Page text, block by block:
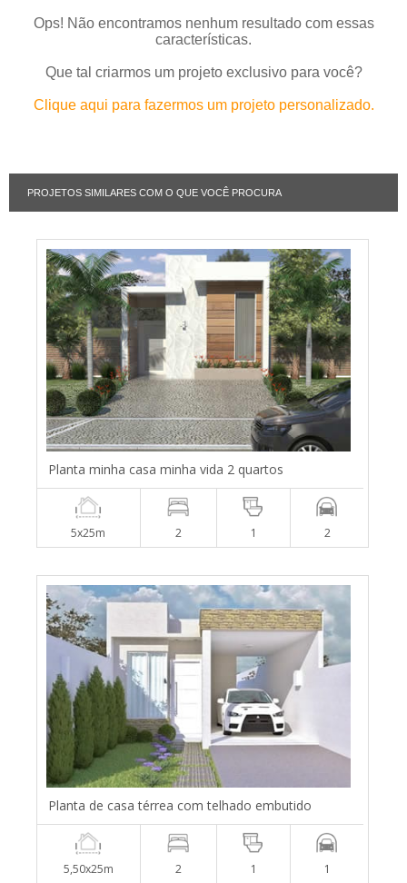
Ops! Não encontramos nenhum resultado com essas
características.
Que tal criarmos um projeto exclusivo para você?
Clique aqui para fazermos um projeto personalizado.
PROJETOS SIMILARES COM O QUE VOCÊ PROCURA
Planta minha casa minha vida 2 quartos
5x25m 2 1 2
Planta de casa térrea com telhado embutido
5,50x25m 2 1 1